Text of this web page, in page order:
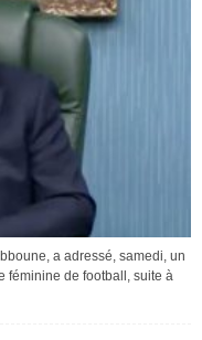
a adressé, samedi, un
féminine de football, suite à